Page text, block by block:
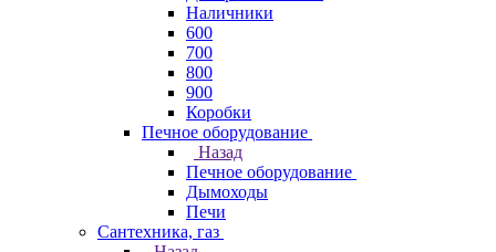
Наличники
600
700
800
900
Коробки
Печное оборудование
Назад
Печное оборудование
Дымоходы
Печи
Сантехника, газ